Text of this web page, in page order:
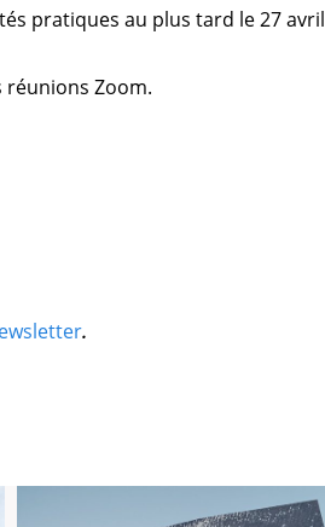
pratiques au plus tard le 27 avril
Zoom.
.